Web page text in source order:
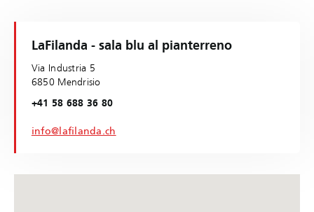
LaFilanda - sala blu al pianterreno
Via Industria 5
6850 Mendrisio
+41 58 688 36 80
info@lafilanda.ch